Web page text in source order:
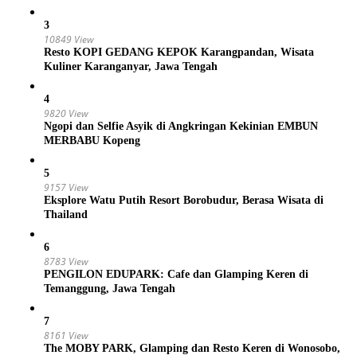
3
10849 View
Resto KOPI GEDANG KEPOK Karangpandan, Wisata
Kuliner Karanganyar, Jawa Tengah
4
9820 View
Ngopi dan Selfie Asyik di Angkringan Kekinian EMBUN
MERBABU Kopeng
5
9157 View
Eksplore Watu Putih Resort Borobudur, Berasa Wisata di
Thailand
6
8783 View
PENGILON EDUPARK: Cafe dan Glamping Keren di
Temanggung, Jawa Tengah
7
8161 View
The MOBY PARK, Glamping dan Resto Keren di Wonosobo,